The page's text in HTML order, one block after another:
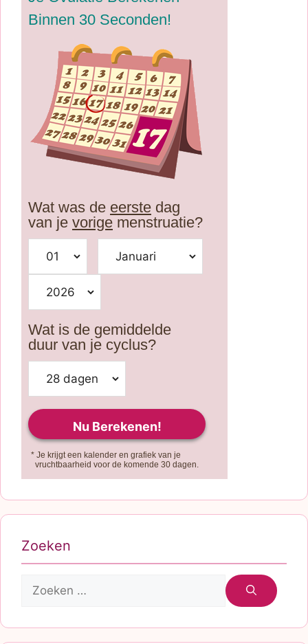
Binnen 30 Seconden!
Wat was de eerste dag
van je vorige menstruatie?
Wat is de gemiddelde
duur van je cyclus?
* Je krijgt een kalender en grafiek van je
vruchtbaarheid voor de komende 30 dagen.
Zoeken
Zoek